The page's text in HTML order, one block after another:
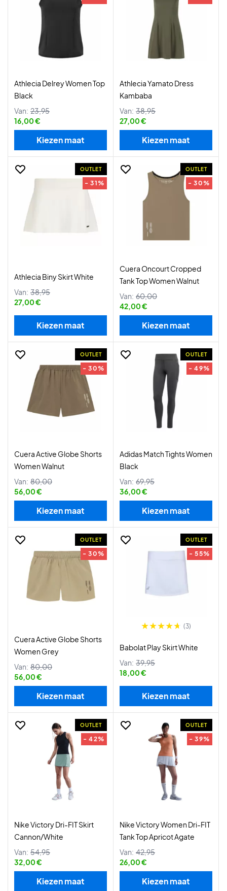
Athlecia Delrey Women Top
Black
Van: 23,95
16,00 €
Kiezen maat
Athlecia Yamato Dress
Kambaba
Van: 38,95
27,00 €
Kiezen maat
OUTLET
- 31%
Athlecia Biny Skirt White
Van: 38,95
27,00 €
Kiezen maat
OUTLET
- 30%
Cuera Oncourt Cropped
Tank Top Women Walnut
Van: 60,00
42,00 €
Kiezen maat
OUTLET
- 30%
Cuera Active Globe Shorts
Women Walnut
Van: 80,00
56,00 €
Kiezen maat
OUTLET
- 49%
Adidas Match Tights Women
Black
Van: 69,95
36,00 €
Kiezen maat
OUTLET
- 30%
Cuera Active Globe Shorts
Women Grey
Van: 80,00
56,00 €
Kiezen maat
OUTLET
- 55%
(3)
Babolat Play Skirt White
Van: 39,95
18,00 €
Kiezen maat
OUTLET
- 42%
Nike Victory Dri-FIT Skirt
Cannon/White
Van: 54,95
32,00 €
Kiezen maat
OUTLET
- 39%
Nike Victory Women Dri-FIT
Tank Top Apricot Agate
Van: 42,95
26,00 €
Kiezen maat